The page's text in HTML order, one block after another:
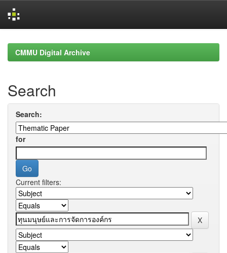
navigationCMMU Digital Archive
Search
Search:
for
Current filters: